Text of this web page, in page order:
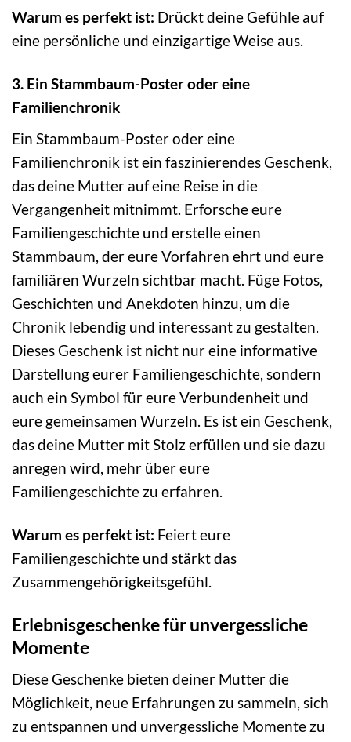
Warum es perfekt ist: Drückt deine Gefühle auf
eine persönliche und einzigartige Weise aus.
3. Ein Stammbaum-Poster oder eine
Familienchronik
Ein Stammbaum-Poster oder eine
Familienchronik ist ein faszinierendes Geschenk,
das deine Mutter auf eine Reise in die
Vergangenheit mitnimmt. Erforsche eure
Familiengeschichte und erstelle einen
Stammbaum, der eure Vorfahren ehrt und eure
familiären Wurzeln sichtbar macht. Füge Fotos,
Geschichten und Anekdoten hinzu, um die
Chronik lebendig und interessant zu gestalten.
Dieses Geschenk ist nicht nur eine informative
Darstellung eurer Familiengeschichte, sondern
auch ein Symbol für eure Verbundenheit und
eure gemeinsamen Wurzeln. Es ist ein Geschenk,
das deine Mutter mit Stolz erfüllen und sie dazu
anregen wird, mehr über eure
Familiengeschichte zu erfahren.
Warum es perfekt ist: Feiert eure
Familiengeschichte und stärkt das
Zusammengehörigkeitsgefühl.
Erlebnisgeschenke für unvergessliche
Momente
Diese Geschenke bieten deiner Mutter die
Möglichkeit, neue Erfahrungen zu sammeln, sich
zu entspannen und unvergessliche Momente zu